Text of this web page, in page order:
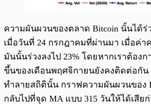
ความผันผวนของตลาด Bitcoin นั้นได้ร่
เมื่อวันที่ 24 กรกฎาคมที่ผ่านมา เมื่อค่า
มันนั้นร่วงลงไป 23% โดยหากเราต้องก
ขึ้นของเดือนพฤศจิกายนยังคงติดต่อกัน
ทำลายสถิตินั้น กราฟความผันผวนของ
กลับไปที่จุด MA แบบ 315 วันให้ได้เสีย